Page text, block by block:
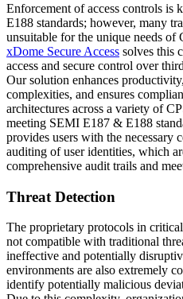
Enforcement of access controls
E188 standards; however, many
unsuitable for the unique needs of
xDome Secure Access solves this
access and secure control over
Our solution enhances
complexities, and ensures
architectures across a variety of
meeting SEMI E187 & E188
provides users with the necessary
auditing of user identities, which
comprehensive audit trails and
Threat Detection
The proprietary protocols in
not compatible with traditional
ineffective and potentially
environments are also extremely
identify potentially malicious